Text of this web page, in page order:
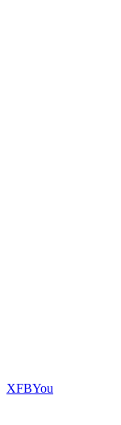
ХFBYou